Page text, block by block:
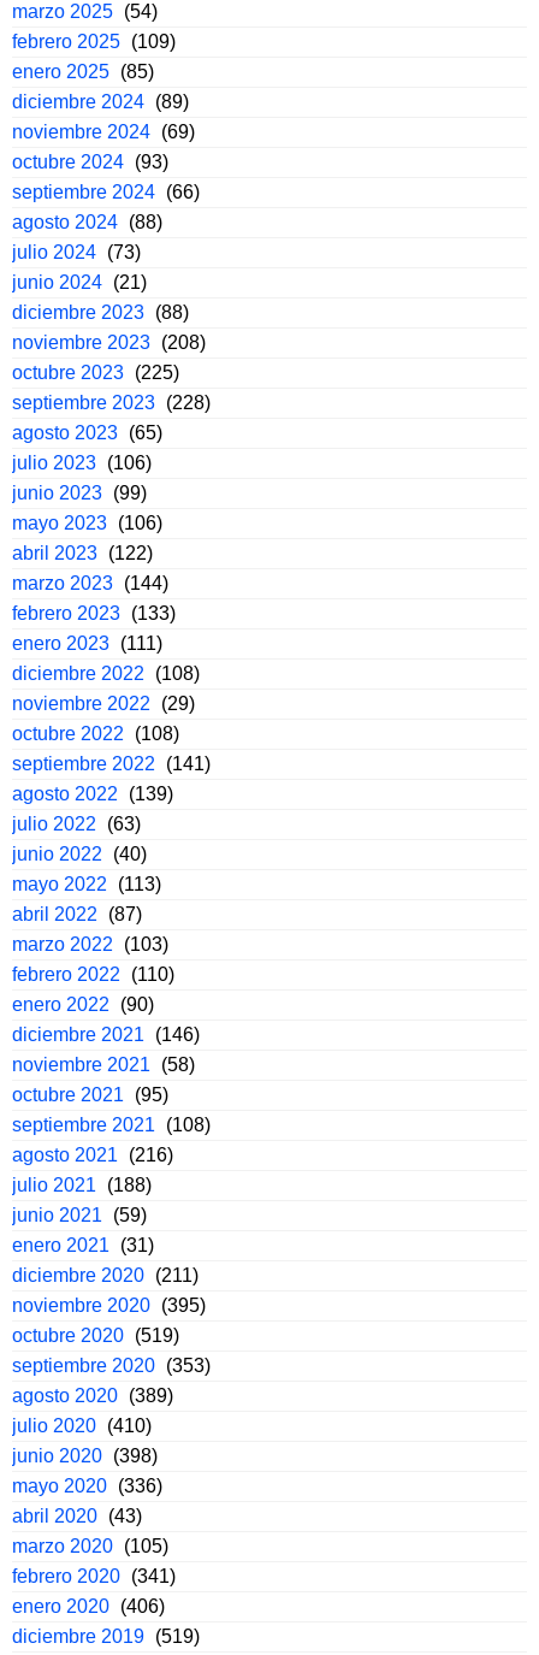
marzo 2025 (54)
febrero 2025 (109)
enero 2025 (85)
diciembre 2024 (89)
noviembre 2024 (69)
octubre 2024 (93)
septiembre 2024 (66)
agosto 2024 (88)
julio 2024 (73)
junio 2024 (21)
diciembre 2023 (88)
noviembre 2023 (208)
octubre 2023 (225)
septiembre 2023 (228)
agosto 2023 (65)
julio 2023 (106)
junio 2023 (99)
mayo 2023 (106)
abril 2023 (122)
marzo 2023 (144)
febrero 2023 (133)
enero 2023 (111)
diciembre 2022
(108)
noviembre 2022
(29)
octubre 2022
(108)
septiembre 2022
(141)
agosto 2022
(139)
julio 2022
(63)
junio 2022
(40)
mayo 2022
(113)
abril 2022
(87)
marzo 2022
(103)
febrero 2022
(110)
enero 2022
(90)
diciembre 2021
(146)
noviembre 2021
(58)
octubre 2021
(95)
septiembre 2021
(108)
agosto 2021
(216)
julio 2021
(188)
junio 2021
(59)
enero 2021
(31)
diciembre 2020 (211)
noviembre 2020 (395)
octubre 2020 (519)
septiembre 2020 (353)
agosto 2020 (389)
julio 2020 (410)
junio 2020 (398)
mayo 2020 (336)
abril 2020 (43)
marzo 2020 (105)
febrero 2020 (341)
enero 2020 (406)
diciembre 2019 (519)